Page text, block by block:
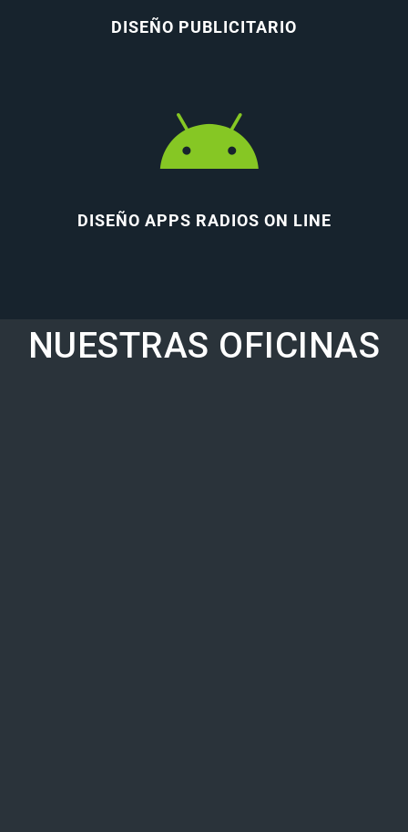
DISEÑO PUBLICITARIO
DISEÑO APPS RADIOS ON LINE
NUESTRAS OFICINAS